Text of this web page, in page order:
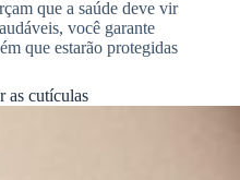
que a saúde deve vir
você garante
que estarão protegidas
as cutículas